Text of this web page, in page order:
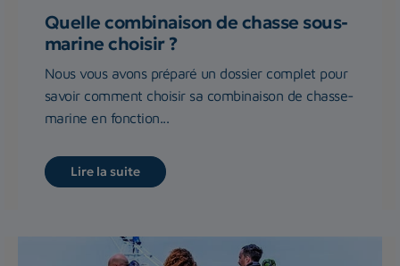
Quelle combinaison de chasse sous-
marine choisir ?
Nous vous avons préparé un dossier complet pour
savoir comment choisir sa combinaison de chasse-
marine en fonction...
Lire la suite